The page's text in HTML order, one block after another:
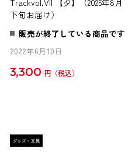
Trackvol.VII 【夕】（2025年8月
下旬お届け）
販売が終了している商品です
2022年6月10日
3,300 円